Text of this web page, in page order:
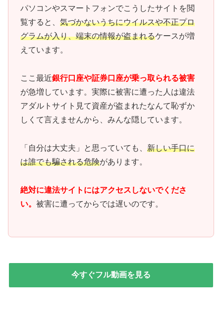
パソコンやスマートフォンでこうしたサイトを閲
覧すると、 気づかないうちにウイルスや不正プロ
グラムが入り、端末の情報が盗まれるケースが増
えています。
ここ最近銀行口座や証券口座が乗っ取られる被害
が急増しています。実際に被害に遭った人は違法
アダルトサイト見て資産が盗まれたなんて恥ずか
しくて言えませんから、みんな隠しています。
「自分は大丈夫」と思っていても、 新しい手口に
は誰でも騙される危険があります。
絶対に違法サイトにはアクセスしないでくださ
い。 被害に遭ってからでは遅いのです。
今すぐフル動画を見る